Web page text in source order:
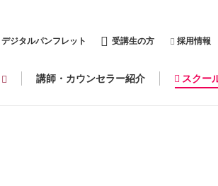
デジタルパンフレット 受講生の方 採用情報
講師・カウンセラー紹介 スクー